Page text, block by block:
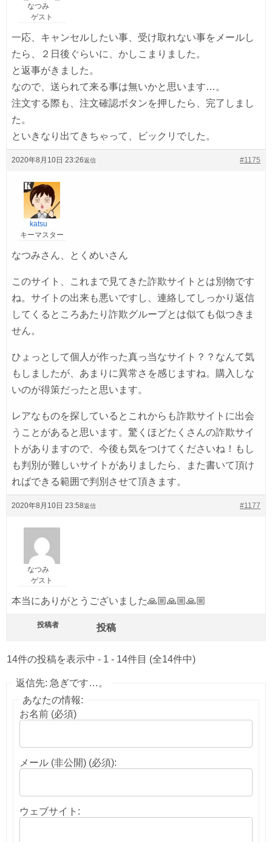
なつみ
ゲスト
一応、キャンセルしたい事、受け取れない事をメールし
たら、２日後ぐらいに、かしこまりました。
と返事がきました。
なので、送られて来る事は無いかと思います…。
注文する際も、注文確認ボタンを押したら、完了しまし
た。
といきなり出てきちゃって、ビックリでした。
2020年8月10日 23:26 #1175
返信
katsu
キーマスター
なつみさん、とくめいさん
このサイト、これまで見てきた詐欺サイトとは別物です
ね。サイトの出来も悪いですし、連絡してしっかり返信
してくるところあたり詐欺グループとは似ても似つきま
せん。
ひょっとして個人が作った真っ当なサイト？？なんて気
もしましたが、あまりに異常さを感じますね。購入しな
いのが得策だったと思います。
レアなものを探しているとこれからも詐欺サイトに出会
うことがあると思います。驚くほどたくさんの詐欺サイ
トがありますので、今後も気をつけてくださいね！もし
も判別が難しいサイトがありましたら、また書いて頂け
ればできる範囲で判別させて頂きます。
2020年8月10日 23:58 #1177
返信
なつみ
ゲスト
本当にありがとうございました🙏🏼🙏🏼🙏🏼
投稿者 投稿
14件の投稿を表示中 - 1 - 14件目 (全14件中)
返信先: 急ぎです…。
あなたの情報:
お名前 (必須)
メール (非公開) (必須):
ウェブサイト: